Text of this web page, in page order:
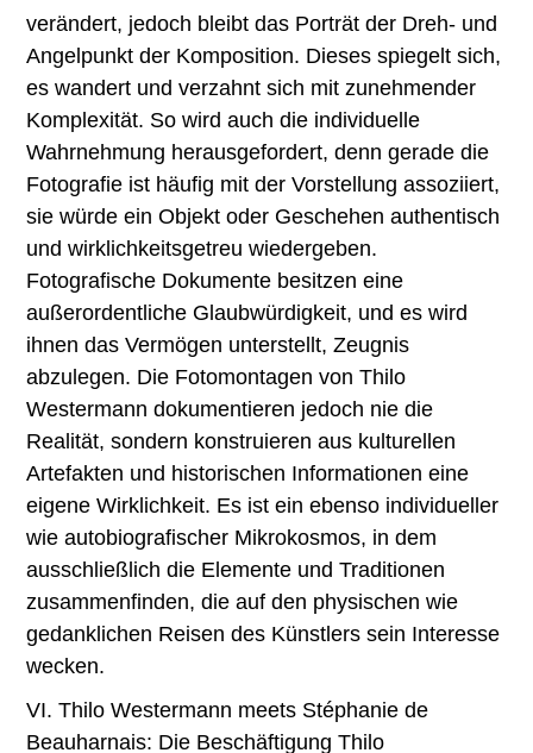
verändert, jedoch bleibt das Porträt der Dreh- und
Angelpunkt der Komposition. Dieses spiegelt sich,
es wandert und verzahnt sich mit zunehmender
Komplexität. So wird auch die individuelle
Wahrnehmung herausgefordert, denn gerade die
Fotografie ist häufig mit der Vorstellung assoziiert,
sie würde ein Objekt oder Geschehen authentisch
und wirklichkeitsgetreu wiedergeben.
Fotografische Dokumente besitzen eine
außerordentliche Glaubwürdigkeit, und es wird
ihnen das Vermögen unterstellt, Zeugnis
abzulegen. Die Fotomontagen von Thilo
Westermann dokumentieren jedoch nie die
Realität, sondern konstruieren aus kulturellen
Artefakten und historischen Informationen eine
eigene Wirklichkeit. Es ist ein ebenso individueller
wie autobiografischer Mikrokosmos, in dem
ausschließlich die Elemente und Traditionen
zusammenfinden, die auf den physischen wie
gedanklichen Reisen des Künstlers sein Interesse
wecken.
VI. Thilo Westermann meets Stéphanie de
Beauharnais: Die Beschäftigung Thilo